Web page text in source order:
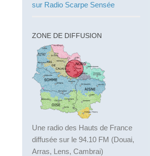
sur Radio Scarpe Sensée
ZONE DE DIFFUSION
Une radio des Hauts de France
diffusée sur le 94.10 FM (Douai,
Arras, Lens, Cambrai)